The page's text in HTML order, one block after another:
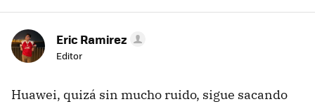
Eric Ramirez
Editor
Huawei, quizá sin mucho ruido, sigue sacando